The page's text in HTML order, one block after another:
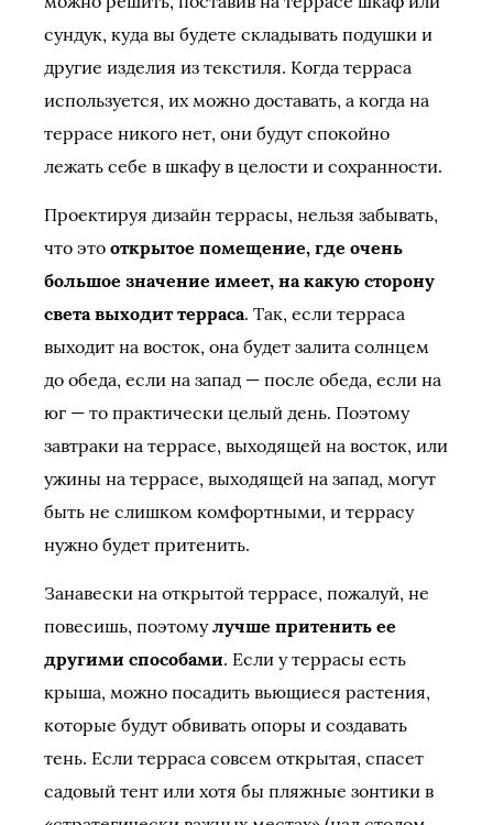
сундук, куда вы будете складывать подушки и
другие изделия из текстиля. Когда терраса
используется, их можно доставать, а когда на
террасе никого нет, они будут спокойно
лежать себе в шкафу в целости и сохранности.
Проектируя дизайн террасы, нельзя забывать,
что это открытое помещение, где очень
большое значение имеет, на какую сторону
света выходит терраса. Так, если терраса
выходит на восток, она будет залита солнцем
до обеда, если на запад — после обеда, если на
юг — то практически целый день. Поэтому
завтраки на террасе, выходящей на восток, или
ужины на террасе, выходящей на запад, могут
быть не слишком комфортными, и террасу
нужно будет притенить.
Занавески на открытой террасе, пожалуй, не
повесишь, поэтомулучше притенить ее
другими способами. Если у террасы есть
крыша, можно посадить вьющиеся растения,
которые будут обвивать опоры и создавать
тень. Если терраса совсем открытая, спасет
садовый тент или хотя бы пляжные зонтики в